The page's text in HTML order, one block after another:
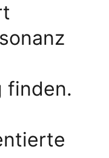
finden.